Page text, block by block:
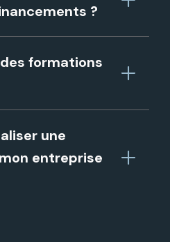
?
formations
une
entreprise